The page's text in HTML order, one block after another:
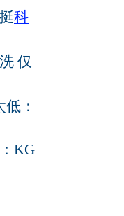
科
仅
：
KG